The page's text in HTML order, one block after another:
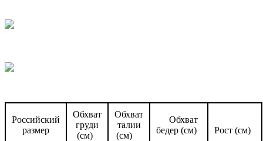
Российский
размер
Обхват
груди
(см)
Обхват
талии
(см)
Обхват
бедер (см)
Рост (см)